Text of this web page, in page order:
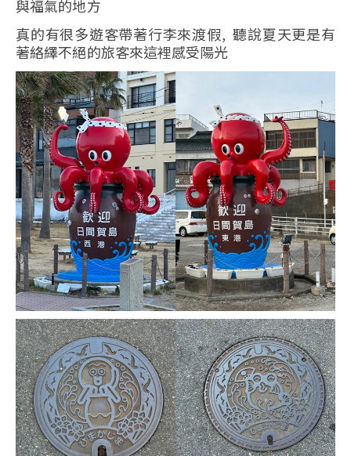
與福氣的地方
真的有很多遊客帶著行李來渡假, 聽說夏天更是有
著絡繹不絕的旅客來這裡感受陽光